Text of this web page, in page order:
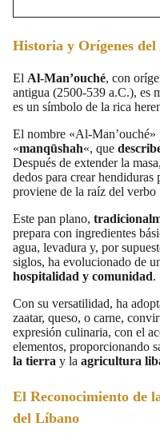
Historia y Orígenes del
El Al-Man’ouché, con
antigua (2500-539 a.C.), es
es un símbolo de la rica
El nombre «Al-Man’ouché»
«manqūshah«, que
Después de extender la
dedos para crear hendiduras
proviene de la raíz del verbo
Este pan plano,
prepara con ingredientes
agua, levadura y, por
siglos, ha evolucionado de
hospitalidad y comunidad.
Con su versatilidad, ha
zaatar, queso, o carne,
expresión culinaria, con el
elementos, proporcionando
la tierra y la agricultura
El Reconocimiento de
del Líbano